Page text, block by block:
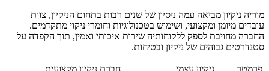
מוריה ניקיון מביאה עמה ניסיון של שנים רבות בתחום הניקיון, צוות
עובדים מיומן ומקצועי, ושימוש בטכנולוגיות וחומרי ניקוי מתקדמים.
החברה מחויבת לספק ללקוחותיה שירות איכותי ואמין, תוך הקפדה על
סטנדרטים גבוהים של ניקיון ובטיחות.
פרמטר ניקיון עצמי חברת ניקיון מקצועית